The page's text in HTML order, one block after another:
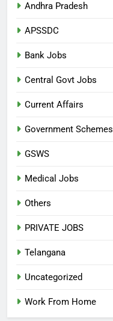
Andhra Pradesh
APSSDC
Bank Jobs
Central Govt Jobs
Current Affairs
Government Schemes
GSWS
Medical Jobs
Others
PRIVATE JOBS
Telangana
Uncategorized
Work From Home